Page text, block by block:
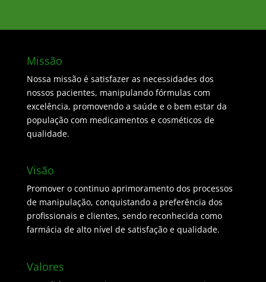
Missão
Nossa missão é satisfazer as necessidades dos
nossos pacientes, manipulando fórmulas com
excelência, promovendo a saúde e o bem estar da
população com medicamentos e cosméticos de
qualidade.
Visão
Promover o continuo aprimoramento dos processos
de manipulação, conquistando a preferência dos
profissionais e clientes, sendo reconhecida como
farmácia de alto nível de satisfação e qualidade.
Valores